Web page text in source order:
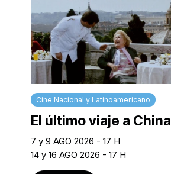
Cine Nacional y Latinoamericano
El último viaje a China
7 y 9 AGO 2026 - 17 H
14 y 16 AGO 2026 - 17 H